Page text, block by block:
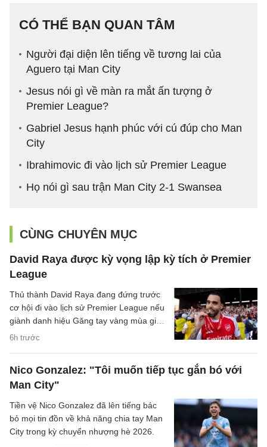
CÓ THỂ BẠN QUAN TÂM
Người đại diện lên tiếng về tương lai của
Aguero tại Man City
Jesus nói gì về màn ra mắt ấn tượng ở
Premier League?
Gabriel Jesus hạnh phúc với cú đúp cho Man
City
Ibrahimovic đi vào lịch sử Premier League
Họ nói gì sau trận Man City 2-1 Swansea
CÙNG CHUYÊN MỤC
David Raya được kỳ vọng lập kỳ tích ở Premier
League
6h trước
Thủ thành David Raya đang đứng trước
cơ hội đi vào lịch sử Premier League nếu
giành danh hiệu Găng tay vàng mùa giải
2026/27.
Nico Gonzalez: "Tôi muốn tiếp tục gắn bó với
Man City"
Tiền vệ Nico Gonzalez đã lên tiếng bác
bỏ mọi tin đồn về khả năng chia tay Man
City trong kỳ chuyển nhượng hè 2026.